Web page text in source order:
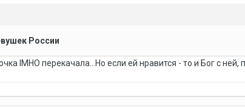
России
IMHO перекачала...Но если ей нравится - то и Бог с